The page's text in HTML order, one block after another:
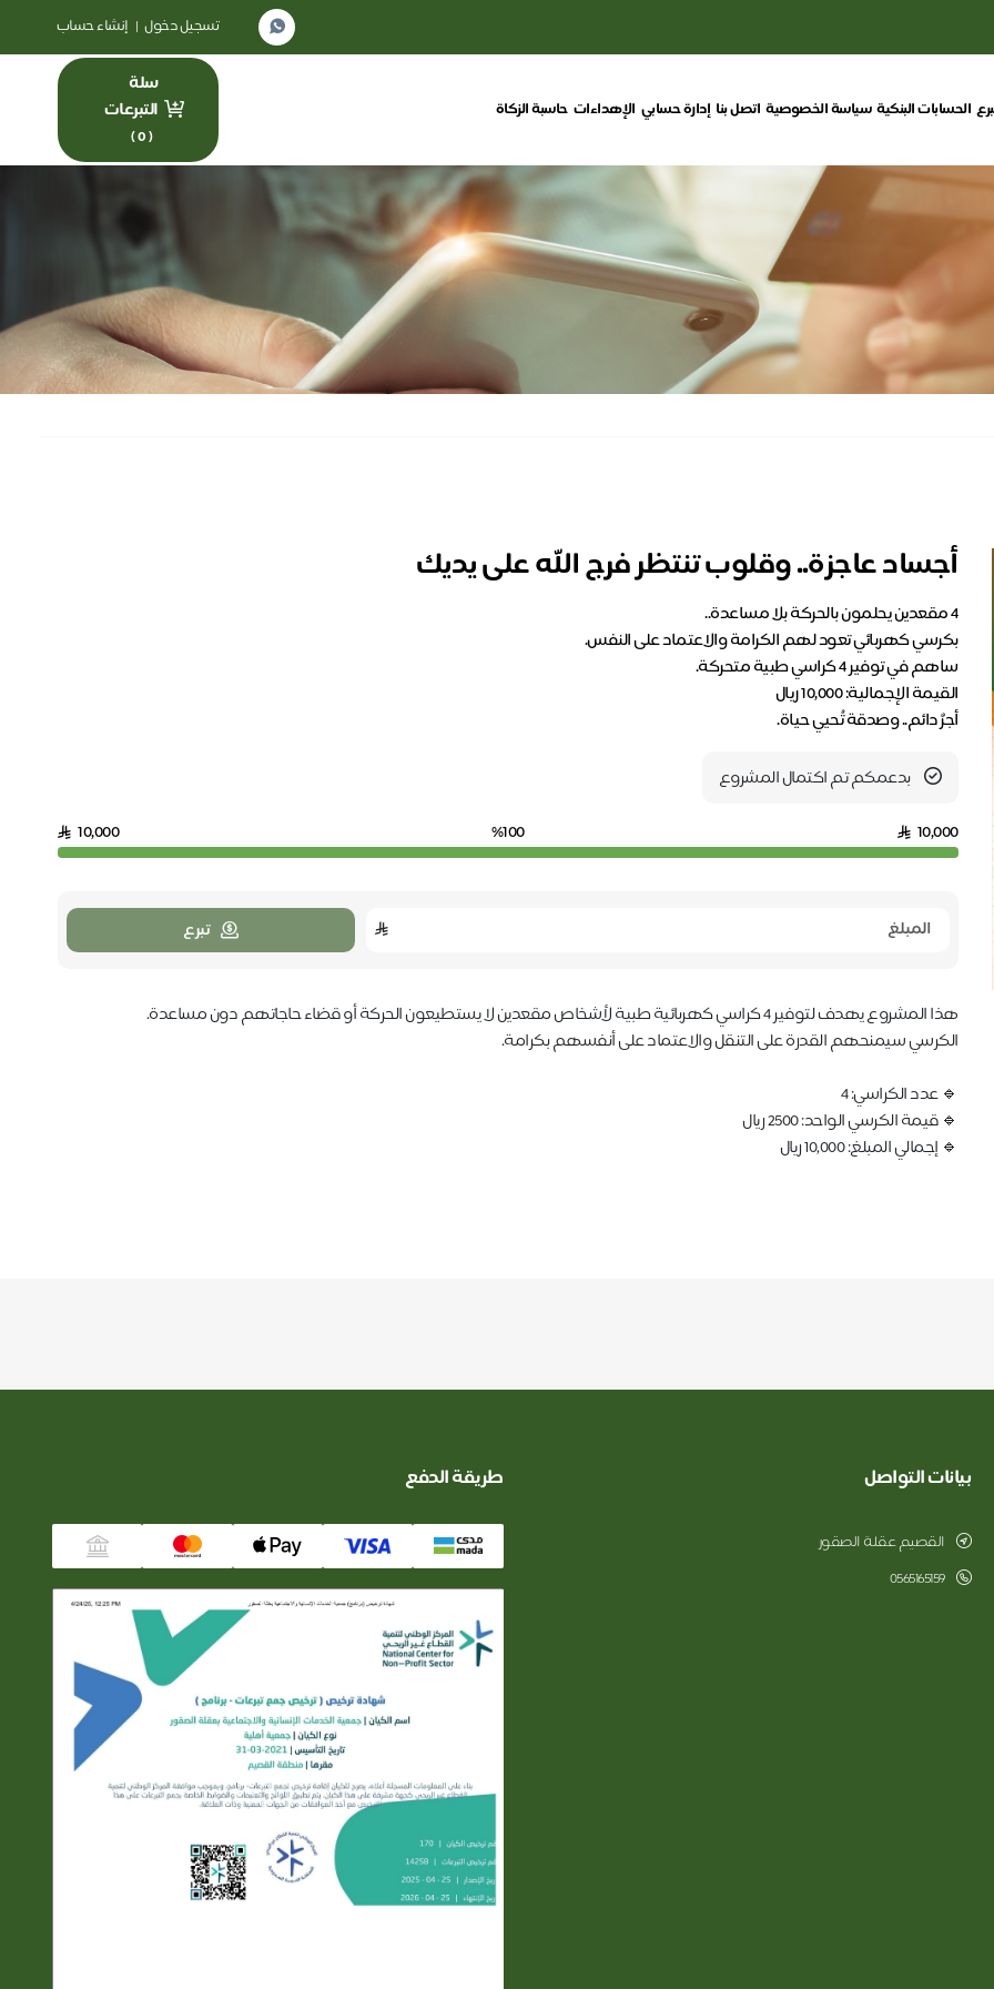
تسجيل دخول | إنشاء حساب
الحسابات البنكية سياسة الخصوصية اتصل بنا إدارة حسابي الإهداءات حاسبة الزكاة
سلة
التبرعات
(
0
)
أجساد عاجزة.. وقلوب تنتظر فرج الله على يديك
4 مقعدين يحلمون بالحركة بلا مساعدة..
أجرٌ دائم.. وصدقة تُحيي حياة.
بدعمكم تم اكتمال المشروع
10,000
%100
10,000
تبرع
هذا المشروع يهدف لتوفير 4 كراسي كهربائية طبية لأشخاص مقعدين لا يستطيعون الحركة أو قضاء حاجاتهم دون مساعدة.
الكرسي سيمنحهم القدرة على التنقل والاعتماد على أنفسهم بكرامة.
🔹 عدد الكراسي: 4
🔹 قيمة الكرسي الواحد: 2500 ريال
🔹 إجمالي المبلغ: 10,000 ريال
بيانات التواصل
القصيم عقلة الصقور
0565165159
طريقة الدفع